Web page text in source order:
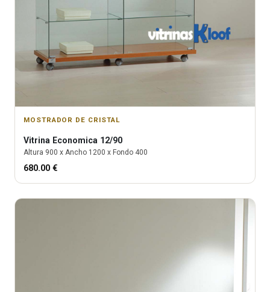
MOSTRADOR DE CRISTAL
Vitrina Economica 12/90
Altura 900 x Ancho 1200 x Fondo 400
680.00 €